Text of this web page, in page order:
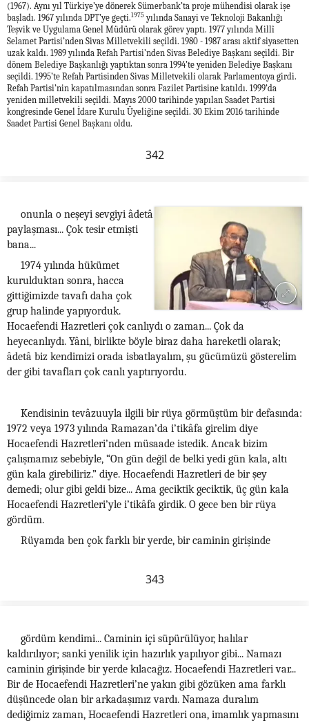
(1967). Aynı yıl Türkiye’ye dönerek Sümerbank’ta proje mühendisi olarak işe
başladı. 1967 yılında DPT’ye geçti.1975yılında Sanayi ve Teknoloji Bakanlığı
Teşvik ve Uygulama Genel Müdürü olarak görev yaptı. 1977 yılında Millî
Selamet Partisi’nden Sivas Milletvekili seçildi. 1980 - 1987 arası aktif siyasetten
uzak kaldı. 1989 yılında Refah Partisi’nden Sivas Belediye Başkanı seçildi. Bir
dönem Belediye Başkanlığı yaptıktan sonra 1994’te yeniden Belediye Başkanı
seçildi. 1995’te Refah Partisinden Sivas Milletvekili olarak Parlamentoya girdi.
Refah Partisi’nin kapatılmasından sonra Fazilet Partisine katıldı. 1999’da
yeniden milletvekili seçildi. Mayıs 2000 tarihinde yapılan Saadet Partisi
kongresinde Genel İdare Kurulu Üyeliğine seçildi. 30 Ekim 2016 tarihinde
Saadet Partisi Genel Başkanı oldu.
342
onunla o neşeyi sevgiyi âdetâ
paylaşması... Çok tesir etmişti
bana...
1974 yılında hükümet
kurulduktan sonra, hacca
gittiğimizde tavafı daha çok
grup halinde yapıyorduk.
Hocaefendi Hazretleri çok canlıydı o zaman... Çok da
heyecanlıydı. Yâni, birlikte böyle biraz daha hareketli olarak;
âdetâ biz kendimizi orada isbatlayalım, şu gücümüzü gösterelim
der gibi tavafları çok canlı yaptırıyordu.
Kendisinin tevâzuuyla ilgili bir rüya görmüştüm bir defasında:
1972 veya 1973 yılında Ramazan’da i’tikâfa girelim diye
Hocaefendi Hazretleri’nden müsaade istedik. Ancak bizim
çalışmamız sebebiyle, “On gün değil de belki yedi gün kala, altı
gün kala girebiliriz.” diye. Hocaefendi Hazretleri de bir şey
demedi; olur gibi geldi bize... Ama geciktik geciktik, üç gün kala
Hocaefendi Hazretleri’yle i’tikâfa girdik. O gece ben bir rüya
gördüm.
Rüyamda ben çok farklı bir yerde, bir caminin girişinde
343
gördüm kendimi... Caminin içi süpürülüyor, halılar
kaldırılıyor; sanki yenilik için hazırlık yapılıyor gibi... Namazı
caminin girişinde bir yerde kılacağız. Hocaefendi Hazretleri var...
Bir de Hocaefendi Hazretleri’ne yakın gibi gözüken ama farklı
düşüncede olan bir arkadaşımız vardı. Namaza duralım
dediğimiz zaman, Hocaefendi Hazretleri ona, imamlık yapmasını